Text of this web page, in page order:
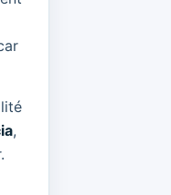
,